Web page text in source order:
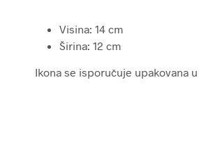
Visina: 14 cm
Širina: 12 cm
Ikona se isporučuje upakovana